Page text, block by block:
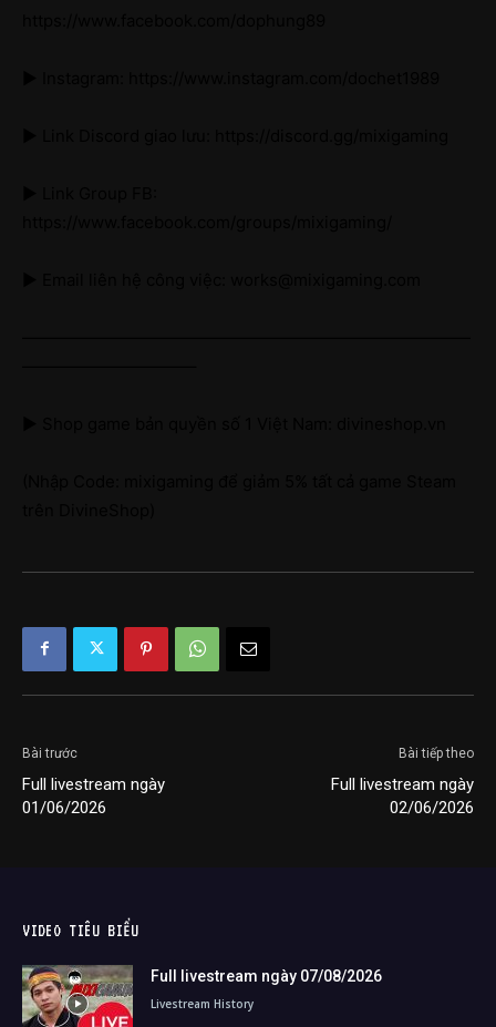
Bài trước
Full livestream ngày
01/06/2026
Bài tiếp theo
Full livestream ngày
02/06/2026
VIDEO TIÊU BIỂU
Full livestream ngày 07/08/2026
Livestream History